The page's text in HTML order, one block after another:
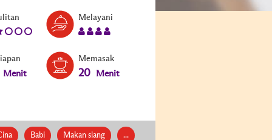
Melayani
Menit
Memasak
20 Menit
Babi Makan siang ...